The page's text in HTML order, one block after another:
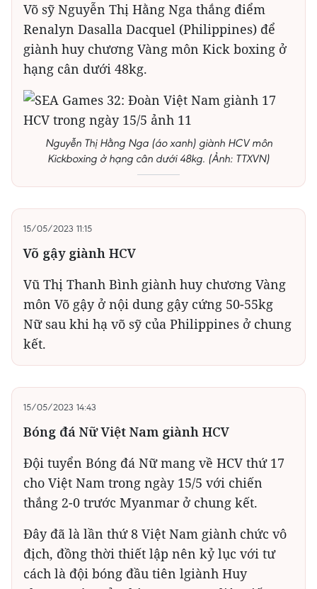
Võ sỹ Nguyễn Thị Hằng Nga thắng điểm
Renalyn Dasalla Dacquel (Philippines) để
giành huy chương Vàng môn Kick boxing ở
hạng cân dưới 48kg.
Nguyễn Thị Hằng Nga (áo xanh) giành HCV môn
Kickboxing ở hạng cân dưới 48kg. (Ảnh: TTXVN)
15/05/2023 11:15
Võ gậy giành HCV
Vũ Thị Thanh Bình giành huy chương Vàng
môn Võ gậy ở nội dung gậy cứng 50-55kg
Nữ sau khi hạ võ sỹ của Philippines ở chung
kết.
15/05/2023 14:43
Bóng đá Nữ Việt Nam giành HCV
Đội tuyển Bóng đá Nữ mang về HCV thứ 17
cho Việt Nam trong ngày 15/5 với chiến
thắng 2-0 trước Myanmar ở chung kết.
Đây đã là lần thứ 8 Việt Nam giành chức vô
địch, đồng thời thiết lập nên kỷ lục với tư
cách là đội bóng đầu tiên lgiành Huy